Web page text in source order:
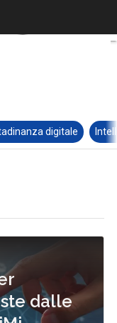
digitale
dalle